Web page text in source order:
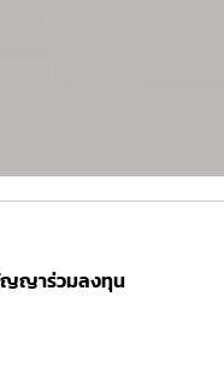
ญาร่วมลงทุน